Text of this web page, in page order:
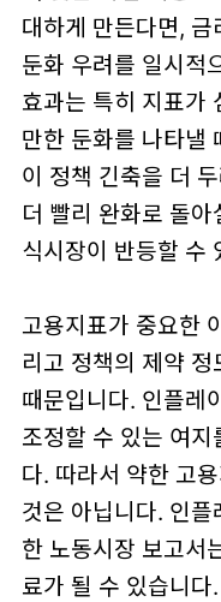
대하게 만든다면,
둔화 우려를 일시적
효과는 특히 지표가
만한 둔화를 나타낼
이 정책 긴축을 더
더 빨리 완화로 돌
식시장이 반등할 수
고용지표가 중요한
리고 정책의 제약 정
때문입니다. 인플레
조정할 수 있는 여지
다. 따라서 약한 고
것은 아닙니다. 인
한 노동시장 보고서
료가 될 수 있습니